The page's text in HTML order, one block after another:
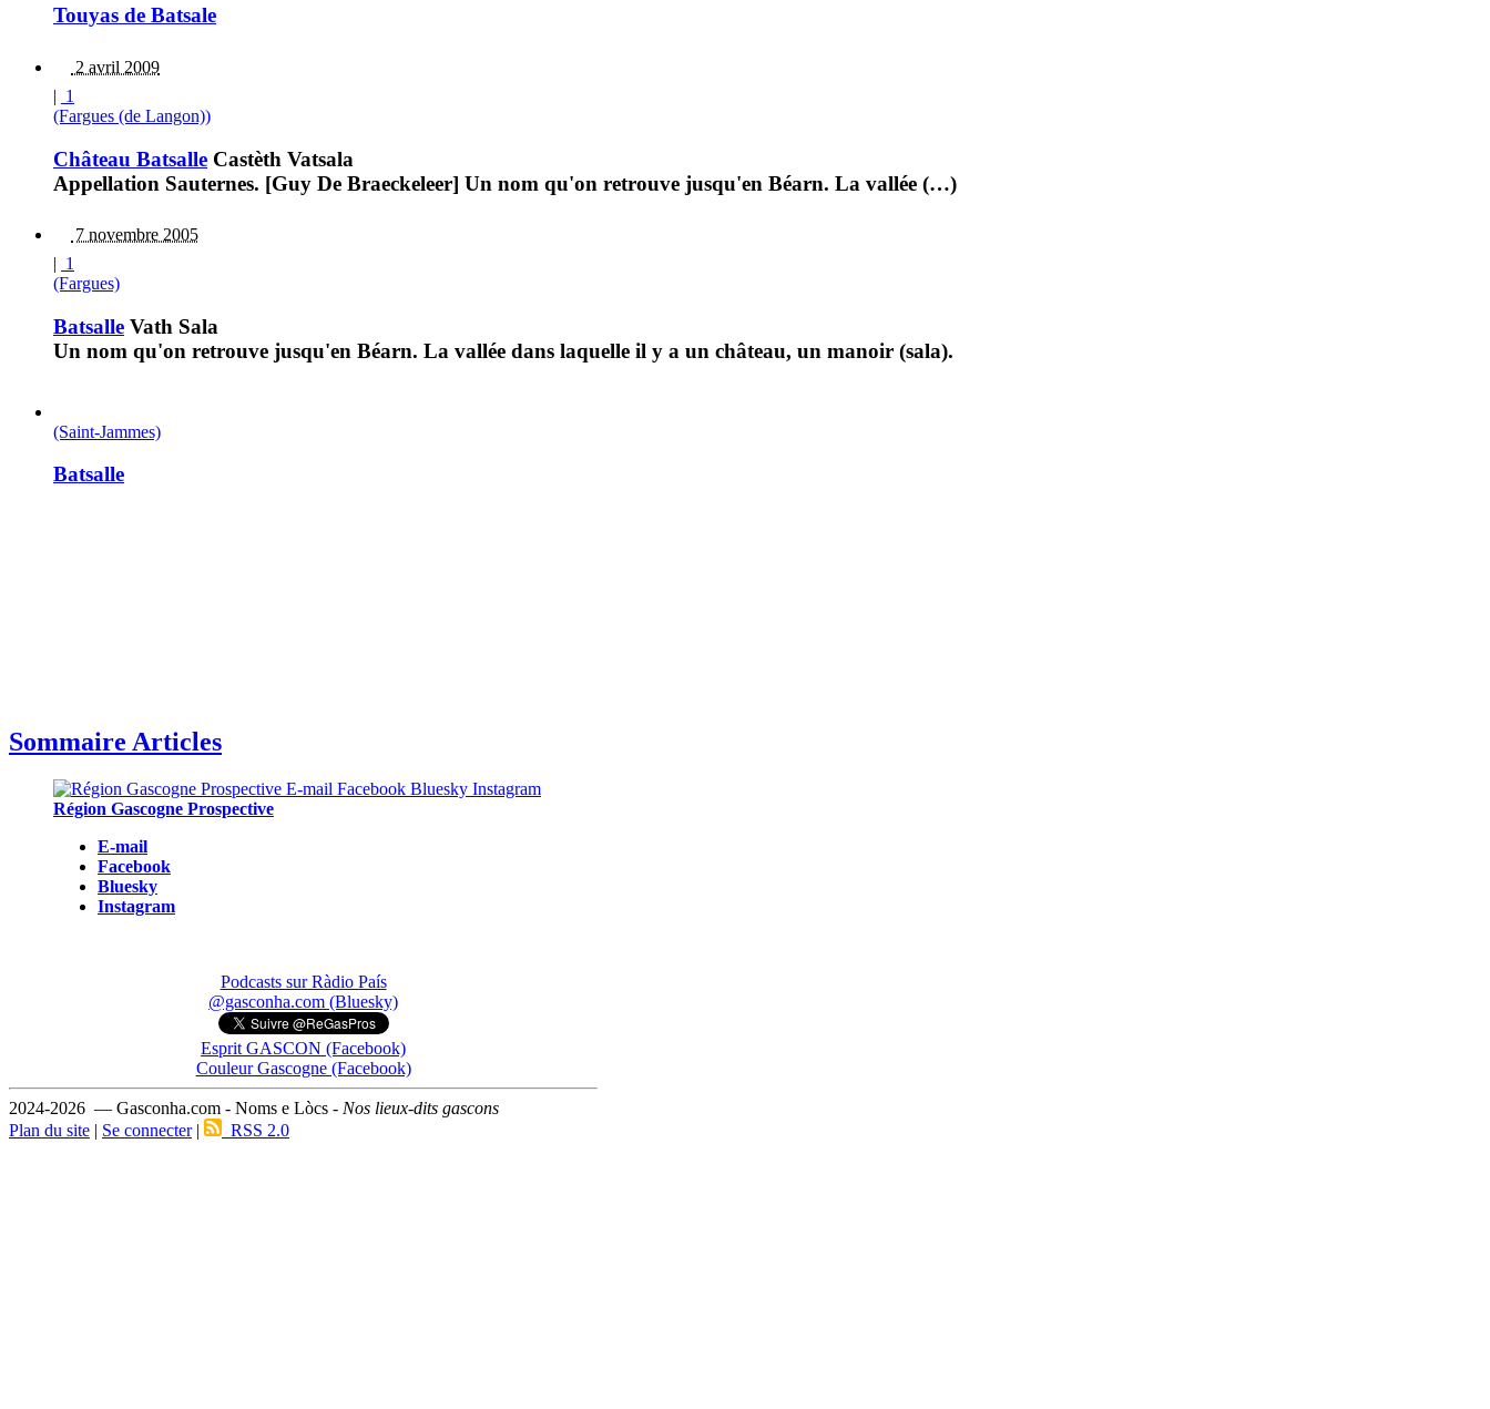
Touyas de Batsale
2 avril 2009
| 1
(Fargues (de Langon))
Château Batsalle Castèth Vatsala
Appellation Sauternes. [Guy De Braeckeleer] Un nom qu'on retrouve jusqu'en Béarn. La vallée (…)
7 novembre 2005
| 1
(Fargues)
Batsalle Vath Sala
Un nom qu'on retrouve jusqu'en Béarn. La vallée dans laquelle il y a un château, un manoir (sala).
(Saint-Jammes)
Batsalle
Sommaire Articles
Région Gascogne Prospective
E-mail
Facebook
Bluesky
Instagram
Podcasts sur Ràdio País
@gasconha.com (Bluesky)
Esprit GASCON (Facebook)
Couleur Gascogne (Facebook)
2024-2026 — Gasconha.com - Noms e Lòcs - Nos lieux-dits gascons
Plan du site | Se connecter| RSS 2.0